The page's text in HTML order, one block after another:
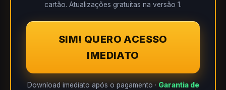
cartão. Atualizações gratuitas na versão 1.
SIM! QUERO ACESSO
IMEDIATO
Download imediato após o pagamento · Garantia de